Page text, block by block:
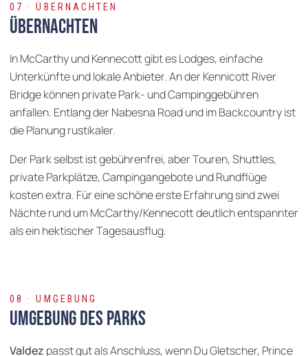
07 · ÜBERNACHTEN
Übernachten
In McCarthy und Kennecott gibt es Lodges, einfache
Unterkünfte und lokale Anbieter. An der Kennicott River
Bridge können private Park- und Campinggebühren
anfallen. Entlang der Nabesna Road und im Backcountry ist
die Planung rustikaler.
Der Park selbst ist gebührenfrei, aber Touren, Shuttles,
private Parkplätze, Campingangebote und Rundflüge
kosten extra. Für eine schöne erste Erfahrung sind zwei
Nächte rund um McCarthy/Kennecott deutlich entspannter
als ein hektischer Tagesausflug.
08 · UMGEBUNG
Umgebung des Parks
Valdez passt gut als Anschluss, wenn Du Gletscher, Prince